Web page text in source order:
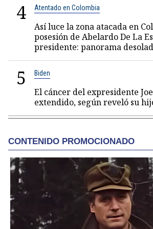
4 Atentado en Colombia
Así luce la zona atacada en
posesión de Abelardo De La
presidente: panorama
5 Biden
El cáncer del expresidente
extendido, según reveló su